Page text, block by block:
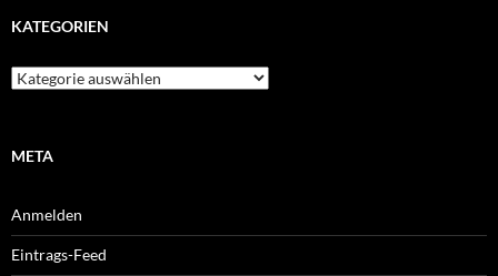
KATEGORIEN
Kategorien
META
Anmelden
Eintrags-Feed